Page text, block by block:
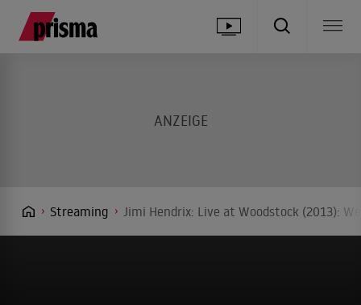
Streaming Jimi Hendrix: Live at Woodstock (2013):